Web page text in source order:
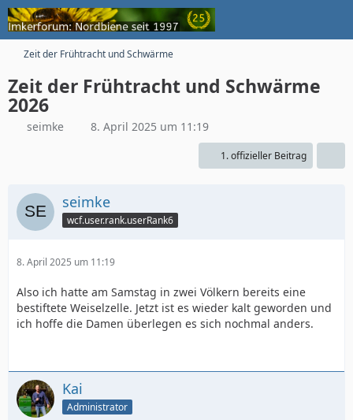
Zeit der Frühtracht und Schwärme
Zeit der Frühtracht und Schwärme
2026
seimke 8. April 2025 um 11:19
1. offizieller Beitrag
seimke
wcf.user.rank.userRank6
8. April 2025 um 11:19
Also ich hatte am Samstag in zwei Völkern bereits eine
bestiftete Weiselzelle. Jetzt ist es wieder kalt geworden und
ich hoffe die Damen überlegen es sich nochmal anders.
Kai
Administrator